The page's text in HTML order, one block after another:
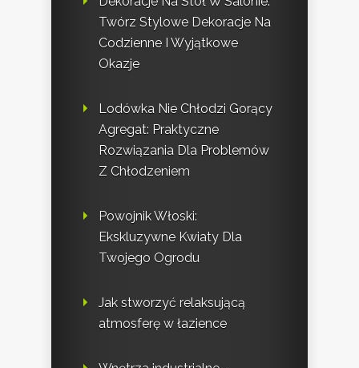
Twórz Stylowe Dekoracje Na
Codzienne I Wyjątkowe
Okazje
Lodówka Nie Chłodzi Gorący
Agregat: Praktyczne
Rozwiązania Dla Problemów
Z Chłodzeniem
Powojnik Włoski:
Ekskluzywne Kwiaty Dla
Twojego Ogrodu
Jak stworzyć relaksującą
atmosferę w łazience